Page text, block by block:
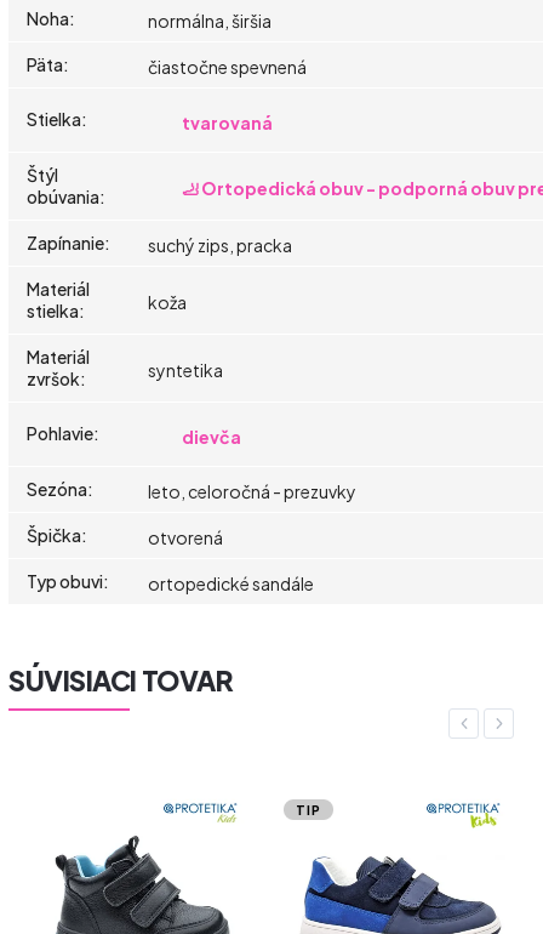
Noha:
normálna, širšia
Päta: čiastočne spevnená
Stielka: tvarovaná
Štýl
obúvania: 🦶 Ortopedická obuv - podporná obuv
Zapínanie:
suchý zips, pracka
Materiál
stielka: koža
Materiál
zvršok: syntetika
Pohlavie: dievča
Sezóna:
leto, celoročná - prezuvky
Špička:
otvorená
Typ obuvi: ortopedické sandále
SÚVISIACI TOVAR
Previous
TIP
Next